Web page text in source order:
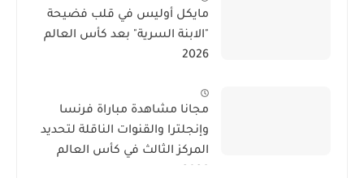
مايكل أوليس في قلب فضيحة
"الابنة السرية" بعد كأس العالم
2026
مجانا مشاهدة مباراة فرنسا
وإنجلترا والقنوات الناقلة لتحديد
المركز الثالث في كأس العالم